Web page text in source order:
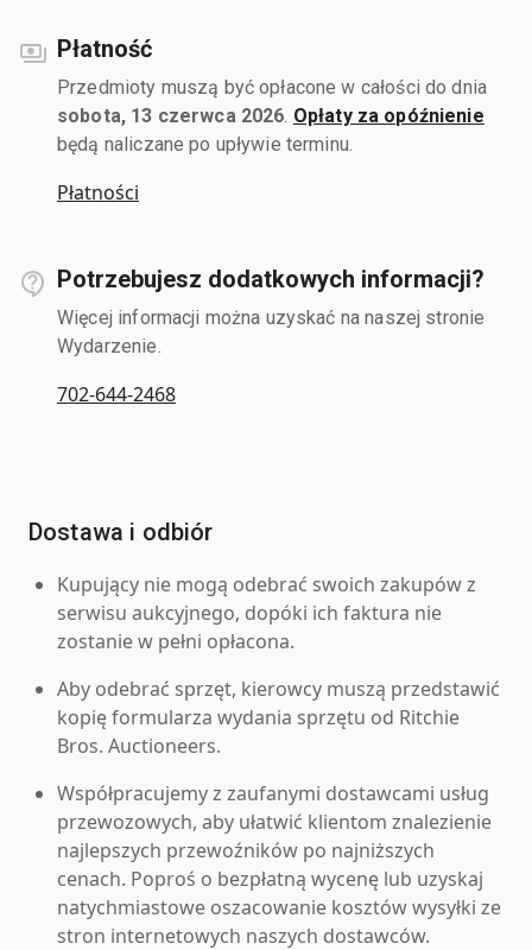
Płatność
Przedmioty muszą być opłacone w całości do dnia
sobota, 13 czerwca 2026 Opłaty za opóźnienie
będą naliczane po upływie terminu.
Płatności
Potrzebujesz dodatkowych informacji?
Więcej informacji można uzyskać na naszej stronie
Wydarzenie.
702-644-2468
Dostawa i odbiór
Kupujący nie mogą odebrać swoich zakupów z
serwisu aukcyjnego, dopóki ich faktura nie
zostanie w pełni opłacona.
Aby odebrać sprzęt, kierowcy muszą przedstawić
kopię formularza wydania sprzętu od Ritchie
Bros. Auctioneers.
Współpracujemy z zaufanymi dostawcami usług
przewozowych, aby ułatwić klientom znalezienie
najlepszych przewoźników po najniższych
cenach. Poproś o bezpłatną wycenę lub uzyskaj
natychmiastowe oszacowanie kosztów wysyłki ze
stron internetowych naszych dostawców.